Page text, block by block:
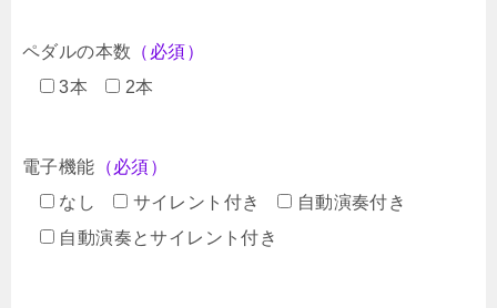
ペダルの本数 （必須）
3本
2本
電子機能 （必須）
なし
サイレント付き
自動演奏付き
自動演奏とサイレント付き